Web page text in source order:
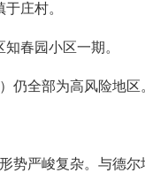
庄村。
春园小区一期。
仍全部为高风险地区
势严峻复杂。与德